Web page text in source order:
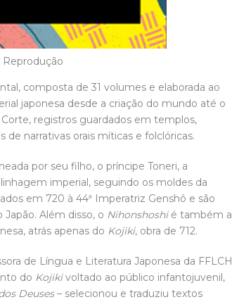
Reprodução
composta de 31 volumes e elaborada ao
japonesa desde a criação do mundo até o
registros guardados em templos,
narrativas orais míticas e folclóricas.
por seu filho, o príncipe Toneri, a
imperial, seguindo os moldes da
em 720 à 44ª Imperatriz Genshô e são
Além disso, o Nihonshoshié também a
atrás apenas do Kojiki, obra de 712.
de Língua e Literatura Japonesa da FFLCH
do Kojikivoltado ao público infantojuvenil,
Deuses– selecionou e traduziu textos